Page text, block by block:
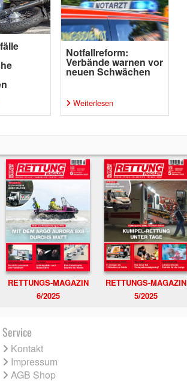
Notfallreform:
Verbände warnen vor
neuen Schwächen
Weiterlesen
RETTUNGS-MAGAZIN
6/2025
RETTUNGS-MAGAZIN
5/2025
Service
Kontakt
Impressum
AGB Shop